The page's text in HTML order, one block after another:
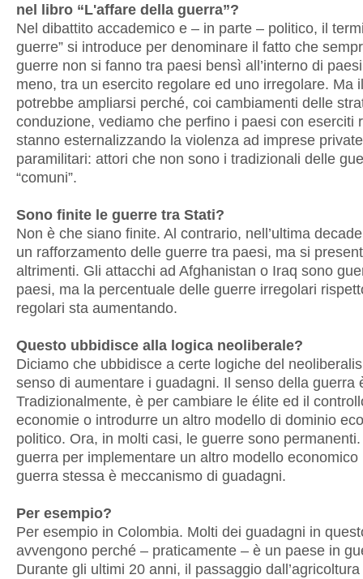
nel libro “L'affare della guerra”?
Nel dibattito accademico e – in parte – politico, il
guerre” si introduce per denominare il fatto che
guerre non si fanno tra paesi bensì all’interno di
meno, tra un esercito regolare ed uno irregolare. Ma
potrebbe ampliarsi perché, coi cambiamenti delle
conduzione, vediamo che perfino i paesi con eserciti
stanno esternalizzando la violenza ad imprese
paramilitari: attori che non sono i tradizionali delle
“comuni”.
Sono finite le guerre tra Stati?
Non è che siano finite. Al contrario, nell’ultima
un rafforzamento delle guerre tra paesi, ma si
altrimenti. Gli attacchi ad Afghanistan o Iraq sono
paesi, ma la percentuale delle guerre irregolari
regolari sta aumentando.
Questo ubbidisce alla logica neoliberale?
Diciamo che ubbidisce a certe logiche del
senso di aumentare i guadagni. Il senso della guerra
Tradizionalmente, è per cambiare le élite ed il
economie o introdurre un altro modello di dominio
politico. Ora, in molti casi, le guerre sono
guerra per implementare un altro modello economico
guerra stessa è meccanismo di guadagni.
Per esempio?
Per esempio in Colombia. Molti dei guadagni in
avvengono perché – praticamente – è un paese in
Durante gli ultimi 20 anni, il passaggio